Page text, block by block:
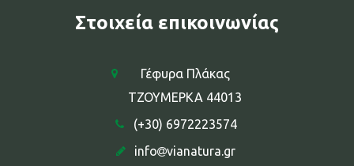
Στοιχεία επικοινωνίας
Γέφυρα Πλάκας
ΤΖΟΥΜΕΡΚΑ 44013
(+30) 6972223574
info
vianatura.gr